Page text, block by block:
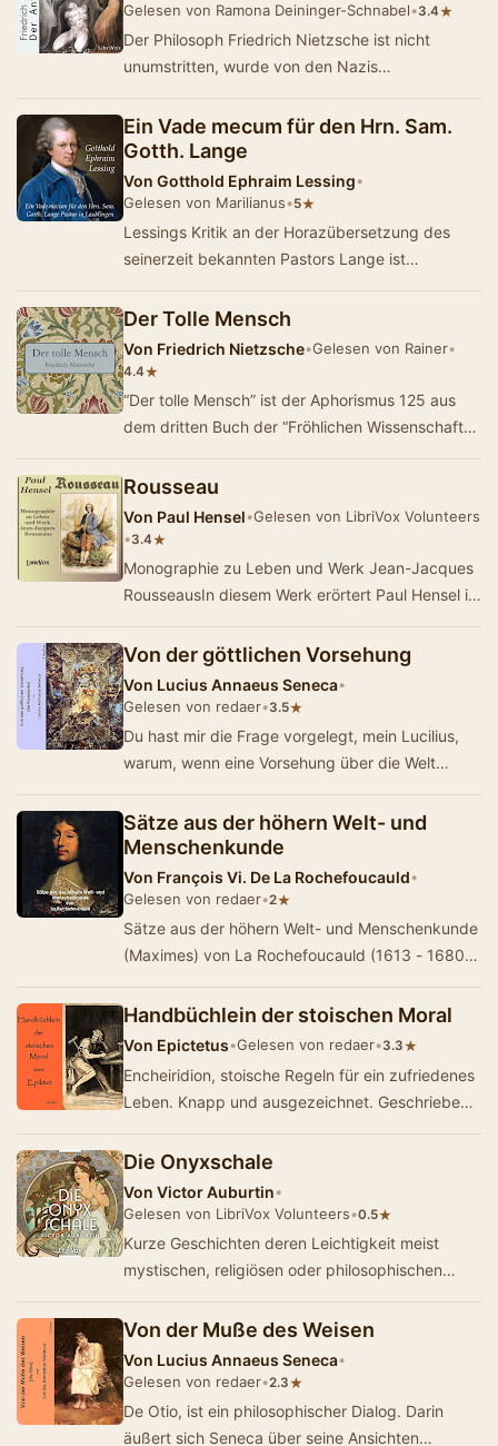
Gelesen von Ramona Deininger-Schnabel•3.4★
Der Philosoph Friedrich Nietzsche ist nicht
unumstritten, wurde von den Nazis
Ein Vade mecum für den Hrn. Sam.
Gotth. Lange
Von Gotthold Ephraim Lessing•
Gelesen von Marilianus•5★
Lessings Kritik an der Horazübersetzung des
seinerzeit bekannten Pastors Lange ist
Aus …
Der Tolle Mensch
Von Friedrich Nietzsche•Gelesen von Rainer•
4.4★
“Der tolle Mensch” ist der Aphorismus 125 aus
dem dritten Buch der “Fröhlichen Wissenschaft”
Rousseau
Von Paul Hensel•Gelesen von LibriVox Volunteers
•3.4★
Monographie zu Leben und Werk Jean-Jacques
RousseausIn diesem Werk erörtert Paul Hensel in
Von der göttlichen Vorsehung
Von Lucius Annaeus Seneca•
Gelesen von redaer•3.5★
Du hast mir die Frage vorgelegt, mein Lucilius,
warum, wenn eine Vorsehung über die Welt
Sätze aus der höhern Welt- und
Menschenkunde
Von François Vi. De La Rochefoucauld•
Gelesen von redaer•2★
Sätze aus der höhern Welt- und Menschenkunde
(Maximes) von La Rochefoucauld (1613 - 1680),
Handbüchlein der stoischen Moral
Von Epictetus•Gelesen von redaer•3.3★
Encheiridion, stoische Regeln für ein zufriedenes
Leben. Knapp und ausgezeichnet. Geschrieben
Die Onyxschale
Von Victor Auburtin•
Gelesen von LibriVox Volunteers•0.5★
Kurze Geschichten deren Leichtigkeit meist
mystischen, religiösen oder philosophischen
Von der Muße des Weisen
Von Lucius Annaeus Seneca•
Gelesen von redaer•2.3★
De Otio, ist ein philosophischer Dialog. Darin
äußert sich Seneca über seine Ansichten